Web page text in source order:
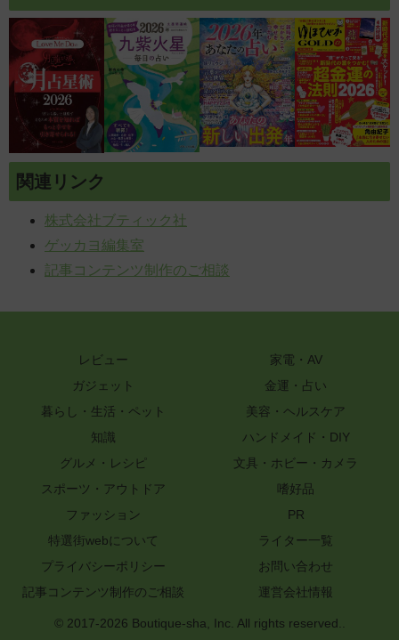
関連リンク
株式会社ブティック社
ゲッカヨ編集室
記事コンテンツ制作のご相談
レビュー
家電・AV
ガジェット
金運・占い
暮らし・生活・ペット
美容・ヘルスケア
知識
ハンドメイド・DIY
グルメ・レシピ
文具・ホビー・カメラ
スポーツ・アウトドア
嗜好品
ファッション
PR
特選街webについて
ライター一覧
プライバシーポリシー
お問い合わせ
記事コンテンツ制作のご相談
運営会社情報
© 2017-2026 Boutique-sha, Inc. All rights reserved..